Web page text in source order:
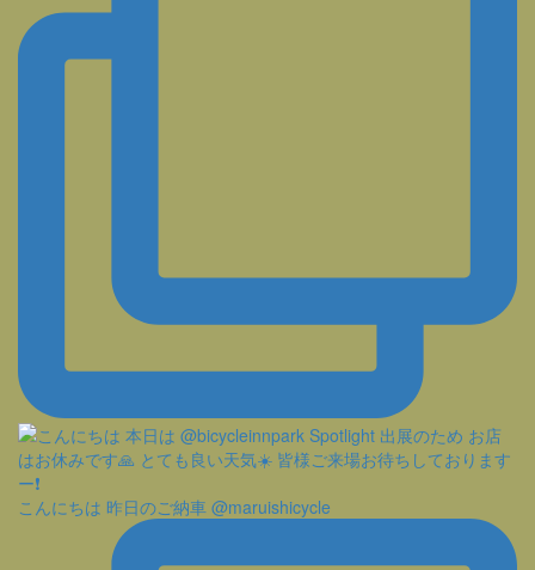
こんにちは 昨日のご納車 @maruishicycle